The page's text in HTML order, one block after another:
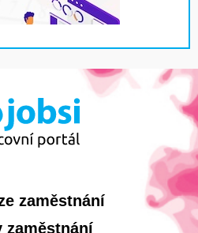
zaměstnání
zaměstnání